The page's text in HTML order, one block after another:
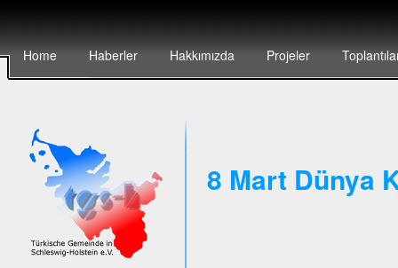
Home Haberler Hakkımızda Projeler
8 Mart Dünya